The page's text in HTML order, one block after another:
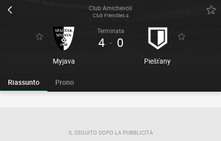
Club Amichevoli
Club Friendlies 4
Myjava
Terminata
4 - 0
Piešťany
Riassunto Prono
IL SEGUITO DOPO LA PUBBLICITÀ